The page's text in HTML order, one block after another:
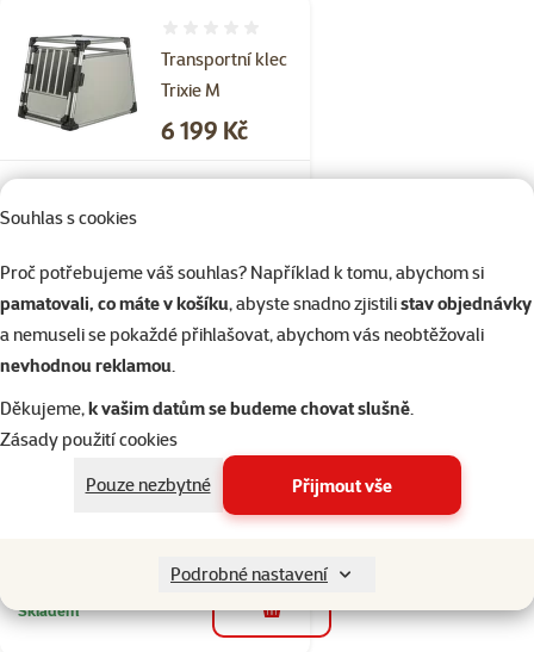
Souhlas s cookies
Proč potřebujeme váš souhlas? Například k tomu, abychom si
pamatovali, co máte v košíku, abyste snadno zjistilistav objednávky
a nemuseli se pokaždé přihlašovat, abychom vás neobtěžovali
nevhodnou reklamou.
Děkujeme,k vašim datům se budeme chovat slušně.
Zásady použití cookies
Pouze nezbytné
Přijmout vše
Podrobné nastavení
Transportní klec
Trixie M
Cena
6 199 Kč
Doprava
Taška Dog Fantasy
40cm
Hodnocení 100%, počet hodnocení: 1
1×
Běžná cena 1 499 Kč
family
1 349 Kč
Skladem do košíku